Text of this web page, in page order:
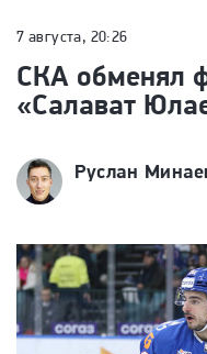
7 августа, 20:26
СКА обменял
«Салават
Руслан